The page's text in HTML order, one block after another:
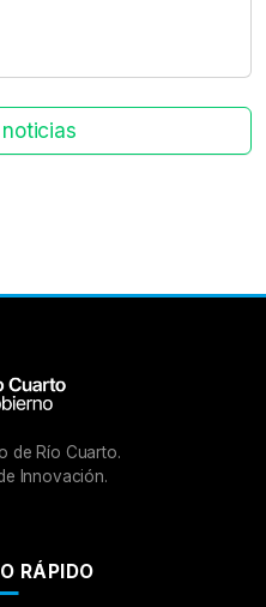
de Río Cuarto.
Innovación.
RÁPIDO